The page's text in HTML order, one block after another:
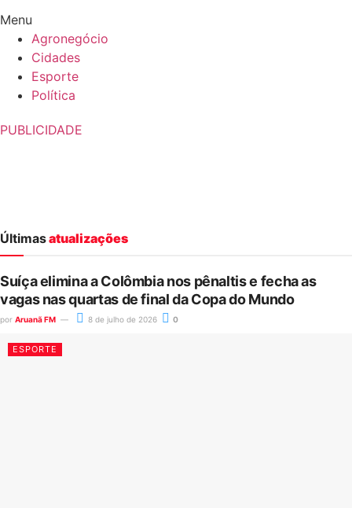
Menu
Agronegócio
Cidades
Esporte
Política
PUBLICIDADE
Últimasatualizações
Suíça elimina a Colômbia nos pênaltis e fecha as
vagas nas quartas de final da Copa do Mundo
por Aruanã FM 8 de julho de 2026 0
ESPORTE